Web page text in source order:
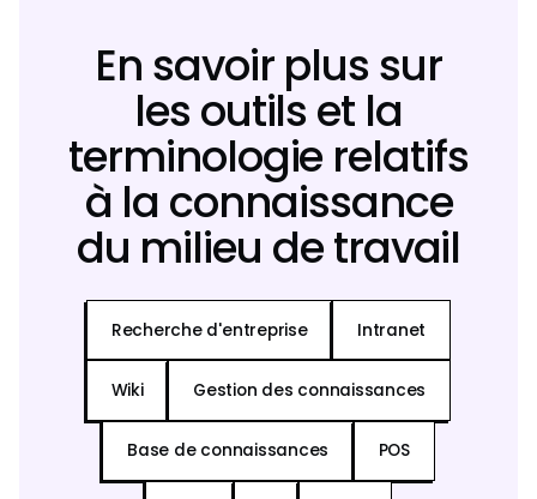
En savoir plus sur
les outils et la
terminologie relatifs
à la connaissance
du milieu de travail
Recherche d'entreprise Intranet
Wiki Gestion des connaissances
Base de connaissances POS